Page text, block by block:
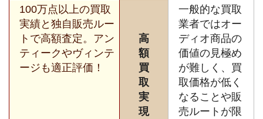
100万点以上の買取
実績と独自販売ルー
トで高額査定。アン
ティークやヴィンテ
ージも適正評価！
高
額
買
取
実
現
一般的な買取
業者ではオー
ディオ商品の
価値の見極め
が難しく、買
取価格が低く
なることや販
売ルートが限